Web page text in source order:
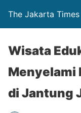
The Jakarta Times
Wisata
Menyelami
di Jantung